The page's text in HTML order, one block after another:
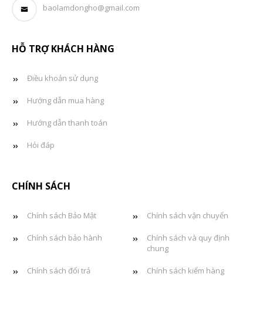
baolamdongho@gmail.com
HỖ TRỢ KHÁCH HÀNG
Điều khoản sử dụng
Hướng dẫn mua hàng
Hướng dẫn thanh toán
Hỏi đáp
CHÍNH SÁCH
Chính sách Bảo Mật Chính sách vận chuyển
Chính sách bảo hành
Chính sách và quy định
chung
Chính sách đổi trả Chính sách kiểm hàng